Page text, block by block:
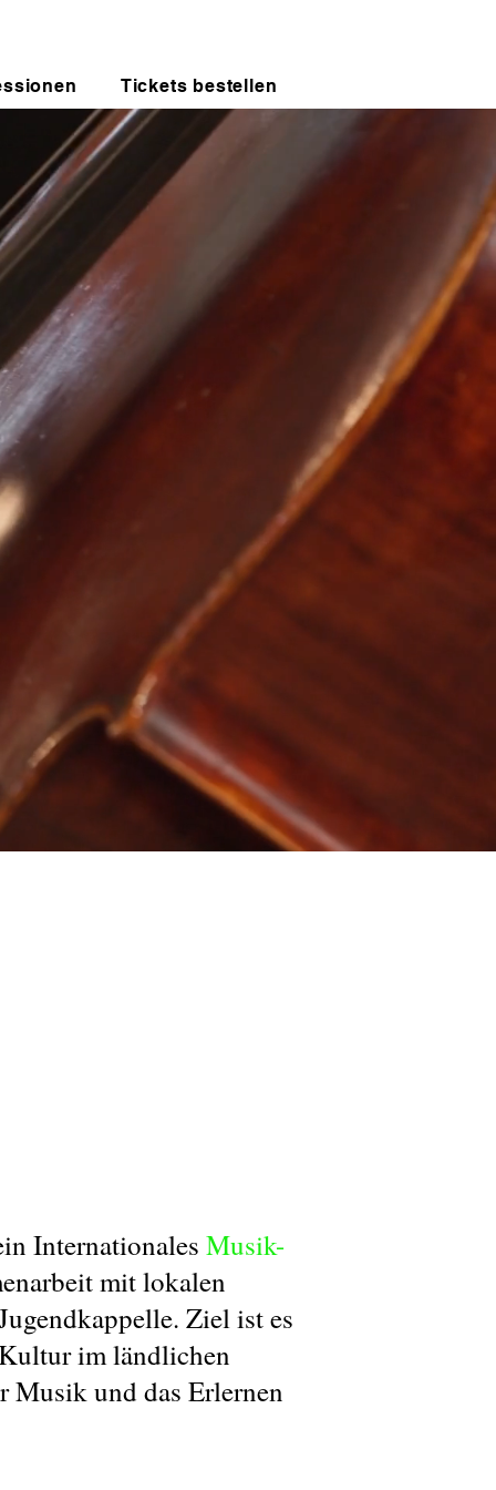
Tickets bestellen
Internationales Musik-
mit lokalen
Ziel ist es
im ländlichen
Musik und das Erlernen